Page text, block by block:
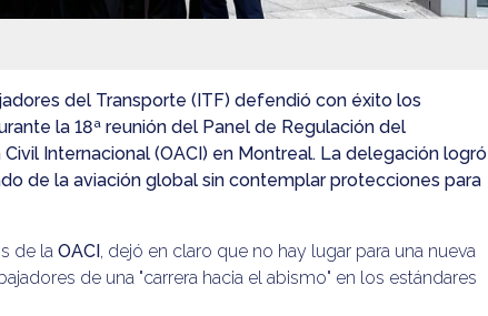
del Transporte (ITF) defendió con éxito los
la 18ª reunión del Panel de Regulación del
Internacional (OACI) en Montreal. La delegación logró
de la aviación global sin contemplar protecciones para
de laOACI, dejó en claro que no hay lugar para una nueva
de una "carrera hacia el abismo" en los estándares